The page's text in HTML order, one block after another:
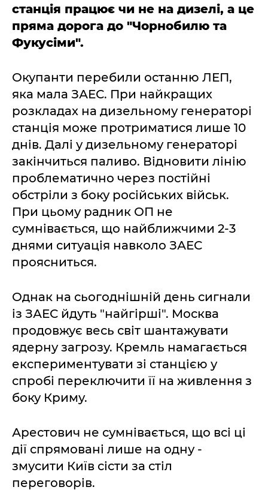
станція працює чи не на дизелі, а це
пряма дорога до "Чорнобилю та
Фукусіми".
Окупанти перебили останню ЛЕП,
яка мала ЗАЕС. При найкращих
розкладах на дизельному генераторі
станція може протриматися лише 10
днів. Далі у дизельному генераторі
закінчиться паливо. Відновити лінію
проблематично через постійні
обстріли з боку російських військ.
При цьому радник ОП не
сумнівається, що найближчими 2-3
днями ситуація навколо ЗАЕС
проясниться.
Однак на сьогоднішній день сигнали
із ЗАЕС йдуть "найгірші". Москва
продовжує весь світ шантажувати
ядерну загрозу. Кремль намагається
експериментувати зі станцією у
спробі переключити її на живлення з
боку Криму.
Арестович не сумнівається, що всі ці
дії спрямовані лише на одну -
змусити Київ сісти за стіл
переговорів.